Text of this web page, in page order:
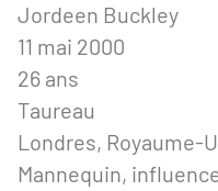
Jordeen Buckley
11 mai 2000
26 ans
Taureau
Londres, Royaume-
Mannequin,